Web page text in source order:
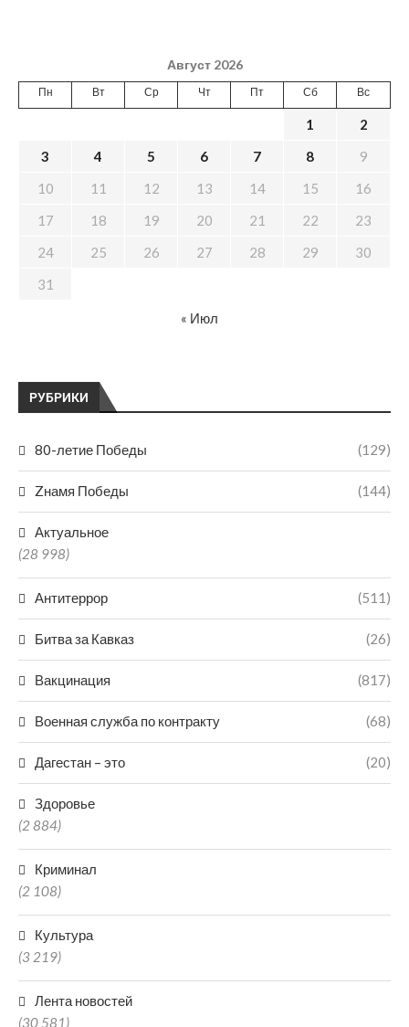
РУБРИКИ
80-летие Победы (129)
Zнамя Победы (144)
Актуальное
(28 998)
Антитеррор (511)
Битва за Кавказ (26)
Вакцинация (817)
Военная служба по контракту (68)
Дагестан – это (20)
Здоровье
(2 884)
Криминал
(2 108)
Культура
(3 219)
Лента новостей
(30 581)
Август 2026
Пн Вт Ср Чт Пт Сб Вс
1
2
3
4 5 6 7 8
9
10
11 12 13 14 15
16
17
18 19 20 21 22
23
24
25 26 27 28 29
30
31
« Июл